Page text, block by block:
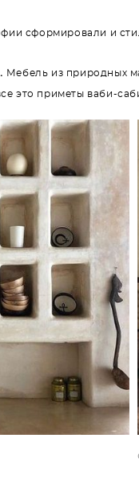
сформировали и
Мебель из природных
это приметы ваби-